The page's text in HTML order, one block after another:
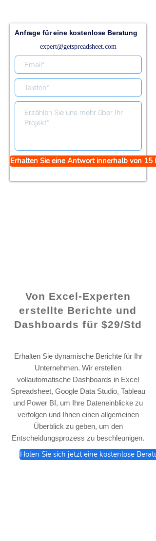
Von Excel-Experten
erstellte Berichte und
Dashboards für $29/Std
Erhalten Sie dynamische Berichte für Ihr
Unternehmen. Wir erstellen
vollautomatische Dashboards in Excel
Spreadsheet, Google Data Studio, Tableau
und Power BI, um Ihre Dateneinblicke zu
verfolgen und Ihnen einen allgemeinen
Überblick zu geben, um den
Entscheidungsprozess zu beschleunigen.
Holen Sie sich jetzt eine kostenlose
Anfrage für eine kostenlose Beratung
expert@getspreadsheet.com
Erhalten Sie eine Antwort innerhalb von 15